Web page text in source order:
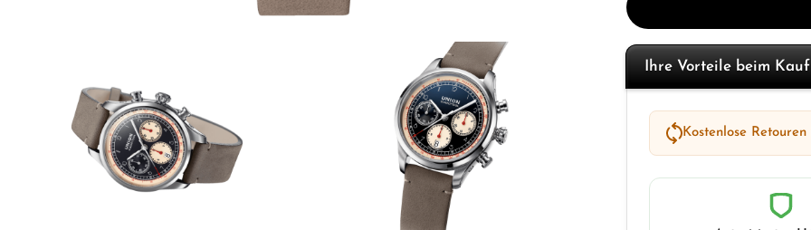
Ihre Vorteile beim
Kostenlose